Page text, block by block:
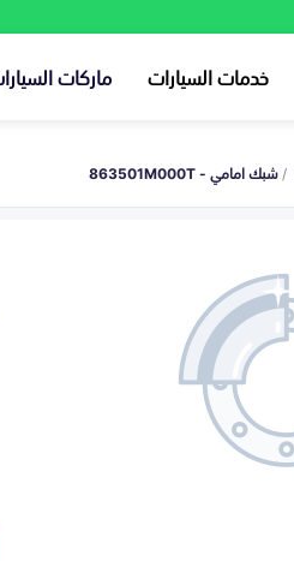
خدمات السيارات ماركات
شبك امامي - 863501M000T